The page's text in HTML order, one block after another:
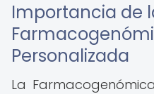
Importancia de
Personalizada
La